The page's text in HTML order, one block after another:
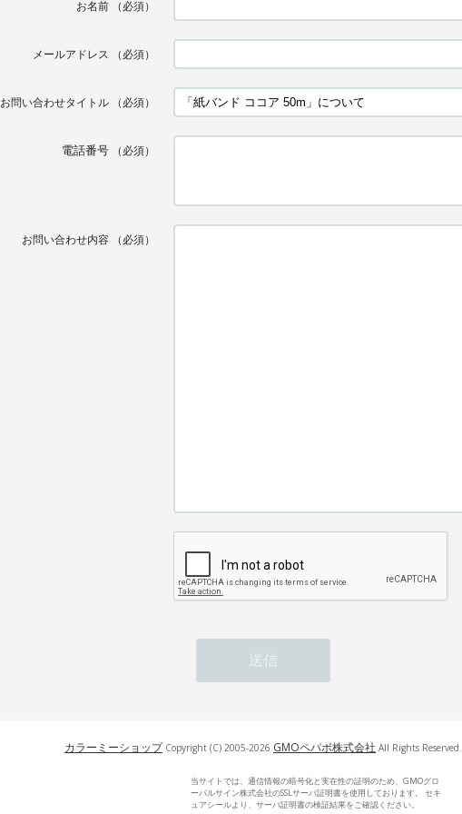
お名前 （必須）
メールアドレス （必須）
お問い合わせタイトル （必須）
電話番号 （必須）
お問い合わせ内容 （必須）
カラーミーショップCopyright (C) 2005-2026 GMOペパボ株式会社 All Rights Reserved.
当サイトでは、通信情報の暗号化と実在性の証明のため、GMOグロ
ーバルサイン株式会社のSSLサーバ証明書を使用しております。 セキ
ュアシールより、サーバ証明書の検証結果をご確認ください。